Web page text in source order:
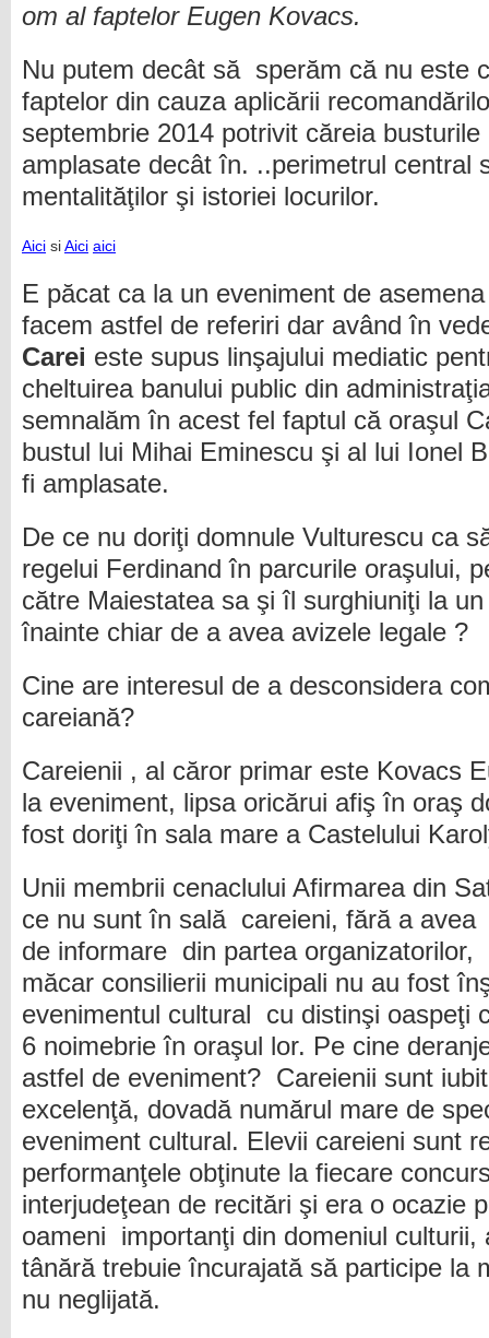
om al faptelor Eugen Kovacs.
Nu putem decât să sperăm că nu este
faptelor din cauza aplicării
septembrie 2014 potrivit căreia
amplasate decât în. ..perimetrul central
mentalităţilor şi istoriei locurilor.
Aici siAici aici
E păcat ca la un eveniment de
facem astfel de referiri dar având în
Carei este supus linşajului mediatic
cheltuirea banului public din
semnalăm în acest fel faptul că oraşul
bustul lui Mihai Eminescu şi al lui Ionel
fi amplasate.
De ce nu doriţi domnule Vulturescu ca
regelui Ferdinand în parcurile oraşului,
către Maiestatea sa şi îl surghiuniţi la
înainte chiar de a avea avizele legale ?
Cine are interesul de a desconsidera
careiană?
Careienii , al căror primar este Kovacs
la eveniment, lipsa oricărui afiş în oraş
fost doriţi în sala mare a Castelului
Unii membrii cenaclului Afirmarea din
ce nu sunt în sală careieni, fără a avea
de informare din partea organizatorilor,
măcar consilierii municipali nu au fost
evenimentul cultural cu distinşi
6 noimebrie în oraşul lor. Pe cine
astfel de eveniment? Careienii sunt
excelenţă, dovadă numărul mare de
eveniment cultural. Elevii careieni sunt
performanţele obţinute la fiecare
interjudeţean de recitări şi era o ocazie
oameni importanţi din domeniul culturii,
tânără trebuie încurajată să participe la
nu neglijată.